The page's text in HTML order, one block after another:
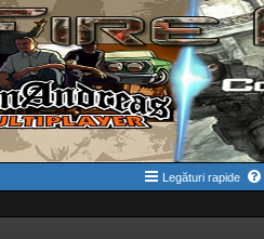
Legături rapide